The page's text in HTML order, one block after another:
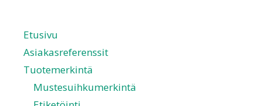
Etusivu
Asiakasreferenssit
Tuotemerkintä
Mustesuihkumerkintä